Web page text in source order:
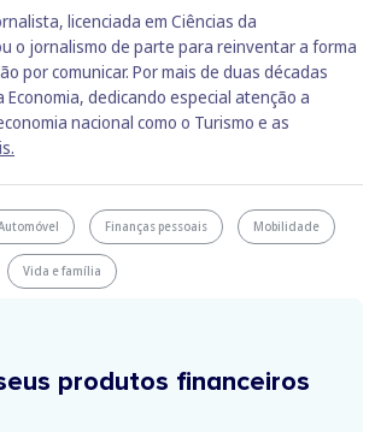
licenciada em Ciências da
o jornalismo de parte para reinventar a forma
por comunicar. Por mais de duas décadas
dedicando especial atenção a
nacional como o Turismo e as
Finanças pessoais Mobilidade
Vida e família
produtos financeiros